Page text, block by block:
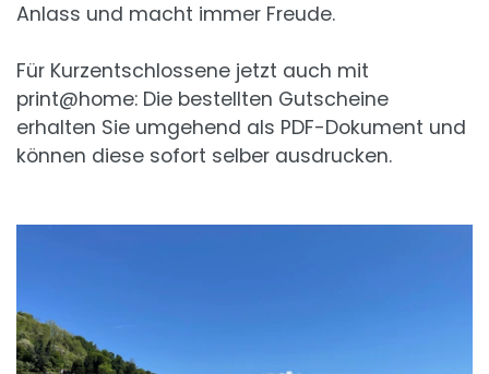
Anlass und macht immer Freude.
Für Kurzentschlossene jetzt auch mit
print@home: Die bestellten Gutscheine
erhalten Sie umgehend als PDF-Dokument und
können diese sofort selber ausdrucken.